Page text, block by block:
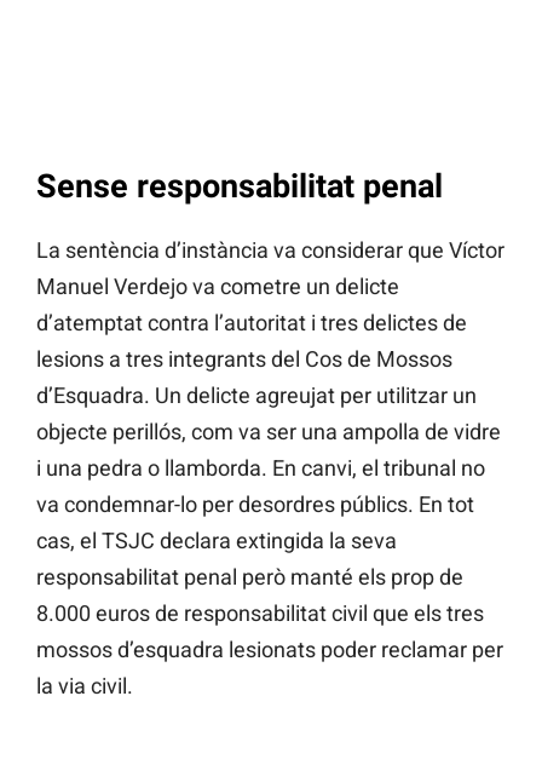
Sense responsabilitat penal
La sentència d’instància va considerar que Víctor
Manuel Verdejo va cometre un delicte
d’atemptat contra l’autoritat i tres delictes de
lesions a tres integrants del Cos de Mossos
d’Esquadra. Un delicte agreujat per utilitzar un
objecte perillós, com va ser una ampolla de vidre
i una pedra o llamborda. En canvi, el tribunal no
va condemnar-lo per desordres públics. En tot
cas, el TSJC declara extingida la seva
responsabilitat penal però manté els prop de
8.000 euros de responsabilitat civil que els tres
mossos d’esquadra lesionats poder reclamar per
la via civil.